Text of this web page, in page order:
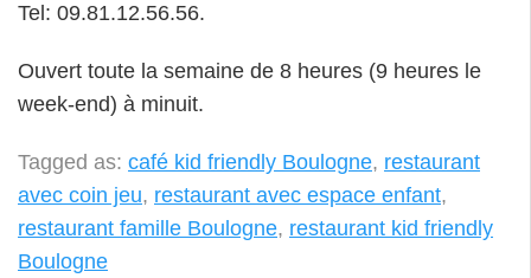
Tel: 09.81.12.56.56.
Ouvert toute la semaine de 8 heures (9 heures le
week-end) à minuit.
Tagged as: café kid friendly Boulogne, restaurant
avec coin jeu, restaurant avec espace enfant,
restaurant famille Boulogne, restaurant kid friendly
Boulogne